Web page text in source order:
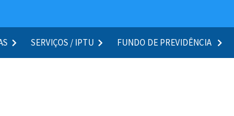
SERVIÇOS / IPTU FUNDO DE PREVIDÊNCIA